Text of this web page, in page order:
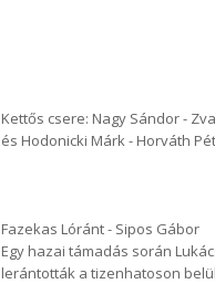
Kettős csere: Nagy Sándor -
és Hodonicki Márk - Horváth
Fazekas Lóránt - Sipos Gábor
Egy hazai támadás során
lerántották a tizenhatoson